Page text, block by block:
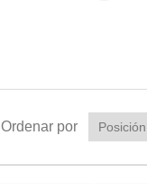
Ordenar por